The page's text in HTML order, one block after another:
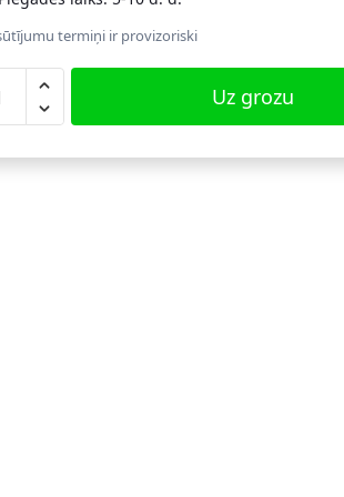
termiņi ir provizoriski
Uz grozu